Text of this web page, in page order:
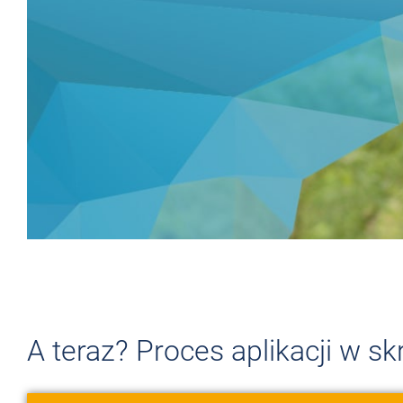
OCHOTĘ? TAK?
A teraz? Proces aplikacji w